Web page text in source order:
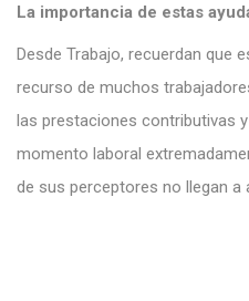
La importancia de estas
Desde Trabajo, recuerdan que
recurso de muchos
las prestaciones contributivas
momento laboral
de sus perceptores no llegan a